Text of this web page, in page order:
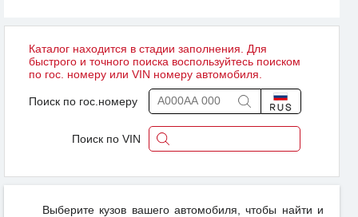
Каталог находится в стадии заполнения. Для
быстрого и точного поиска воспользуйтесь поиском
по гос. номеру или VIN номеру автомобиля.
Поиск по гос.номеру
Поиск по VIN
Выберите кузов вашего автомобиля, чтобы найти и